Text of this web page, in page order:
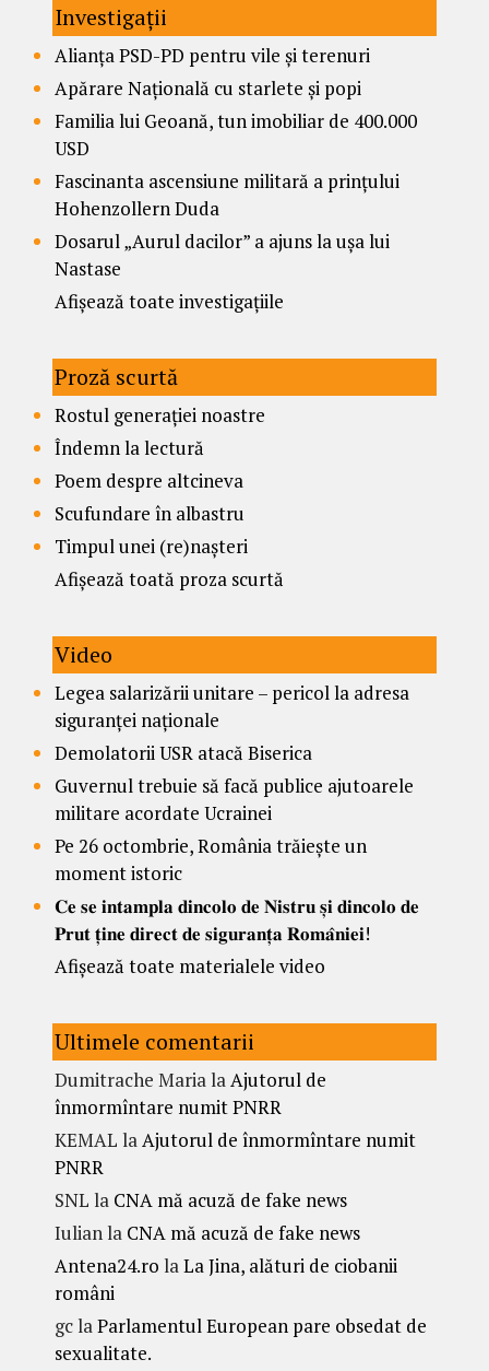
Investigații
Alianța PSD-PD pentru vile și terenuri
Apărare Națională cu starlete și popi
Familia lui Geoană, tun imobiliar de 400.000
USD
Fascinanta ascensiune militară a prințului
Hohenzollern Duda
Dosarul „Aurul dacilor” a ajuns la ușa lui
Nastase
Afișează toate investigațiile
Proză scurtă
Rostul generației noastre
Îndemn la lectură
Poem despre altcineva
Scufundare în albastru
Timpul unei (re)nașteri
Afișează toată proza scurtă
Video
Legea salarizării unitare – pericol la adresa
siguranței naționale
Demolatorii USR atacă Biserica
Guvernul trebuie să facă publice ajutoarele
militare acordate Ucrainei
Pe 26 octombrie, România trăiește un
moment istoric
𝐂𝐞 𝐬𝐞 𝐢𝐧𝐭𝐚𝐦𝐩𝐥𝐚 𝐝𝐢𝐧𝐜𝐨𝐥𝐨 𝐝𝐞 𝐍𝐢𝐬𝐭𝐫𝐮 𝐬̦𝐢 𝐝𝐢𝐧𝐜𝐨𝐥𝐨 𝐝𝐞
𝐏𝐫𝐮𝐭 𝐭̦𝐢𝐧𝐞 𝐝𝐢𝐫𝐞𝐜𝐭 𝐝𝐞 𝐬𝐢𝐠𝐮𝐫𝐚𝐧𝐭̦𝐚 𝐑𝐨𝐦𝐚̂𝐧𝐢𝐞𝐢!
Afișează toate materialele video
Ultimele comentarii
Dumitrache MarialaAjutorul de
înmormîntare numit PNRR
KEMAL laAjutorul de înmormîntare numit
PNRR
SNL la CNA mă acuză de fake news
Iulianla CNA mă acuză de fake news
Antena24.ro laLa Jina, alături de ciobanii
români
gclaParlamentul European pare obsedat de
sexualitate.